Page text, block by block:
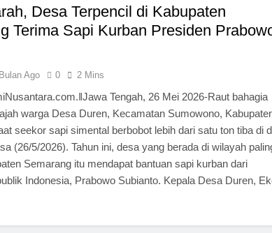
Desa Terpencil di Kabupaten
Terima Sapi Kurban Presiden
Ago 0 2 Mins
Tengah, 26 Mei 2026-Raut bahagia
warga Desa Duren, Kecamatan Sumowono,
seekor sapi simental berbobot lebih dari satu ton tiba di
(26/5/2026). Tahun ini, desa yang berada di wilayah
Semarang itu mendapat bantuan sapi kurban dari
Indonesia, Prabowo Subianto. Kepala Desa Duren,